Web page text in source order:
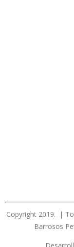
Copyright 2019. |
Barrosos